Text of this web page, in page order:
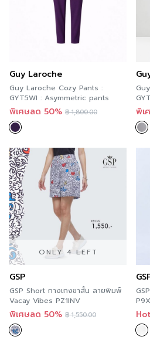
Guy Laroche
Guy Laroche Cozy Pants :
GYT5WI : Asymmetric pants
พิเศษลด 50% ฿1,800.00 พิเ
ONLY 4 LEFT
GSP
GSP Short กางเกงขาสั้น ลายพิมพ์
Vacay Vibes PZ1INV
พิเศษลด 50% ฿1,550.00